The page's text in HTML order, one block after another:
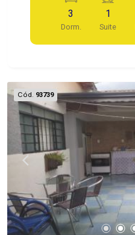
3
Dorm.
1
Suite
Cód. 93739